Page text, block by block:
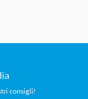
consigli!